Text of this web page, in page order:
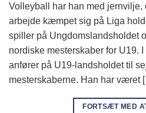
Volleyball har han med jernvilje,
arbejde kæmpet sig på Liga
spiller på Ungdomslandsholdet
nordiske mesterskaber for U19.
anfører på U19-landsholdet til
mesterskaberne. Han har været
FORTSÆT MED